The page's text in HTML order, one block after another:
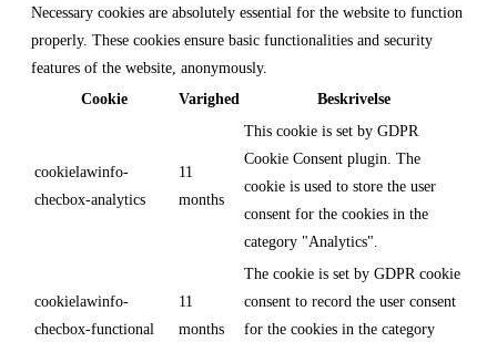
Necessary cookies are absolutely essential for the website to function
properly. These cookies ensure basic functionalities and security
features of the website, anonymously.
Cookie
Varighed Beskrivelse
cookielawinfo-
checbox-analytics
11
months
This cookie is set by GDPR
Cookie Consent plugin. The
cookie is used to store the user
consent for the cookies in the
category "Analytics".
cookielawinfo-
checbox-functional
11
months
The cookie is set by GDPR cookie
consent to record the user consent
for the cookies in the category